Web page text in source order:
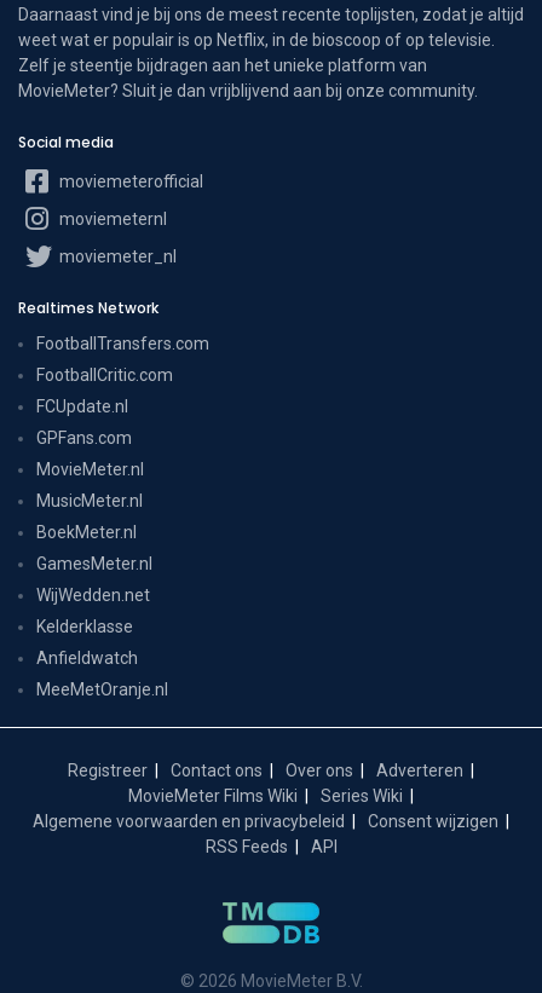
Daarnaast vind je bij ons de meest recente toplijsten, zodat je altijd
weet wat er populair is op Netflix, in de bioscoop of op televisie.
Zelf je steentje bijdragen aan het unieke platform van
MovieMeter? Sluit je dan vrijblijvend aan bij onze community.
Social media
moviemeterofficial
moviemeternl
moviemeter_nl
Realtimes Network
FootballTransfers.com
FootballCritic.com
FCUpdate.nl
GPFans.com
MovieMeter.nl
MusicMeter.nl
BoekMeter.nl
GamesMeter.nl
WijWedden.net
Kelderklasse
Anfieldwatch
MeeMetOranje.nl
Registreer Contact ons Over ons
Adverteren
MovieMeter Films Wiki
Series Wiki
Algemene voorwaarden en privacybeleid
Consent wijzigen
RSS Feeds
API
© 2026 MovieMeter B.V.